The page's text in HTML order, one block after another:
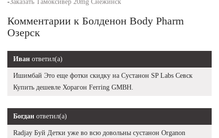
-Заказать Тамоксивер 20mg Снежинск
Комментарии к Болденон Body Pharm
Озерск
Иван ответил(а)
Ишимбай Это еще фотки скидку на Сустанон SP Labs Севск
Купить дешевле Хорагон Ferring GMBH.
Богдан ответил(а)
Radjay Буй Детки уже во всю довольны сустанон Organon